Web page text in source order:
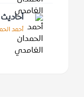
أحمد